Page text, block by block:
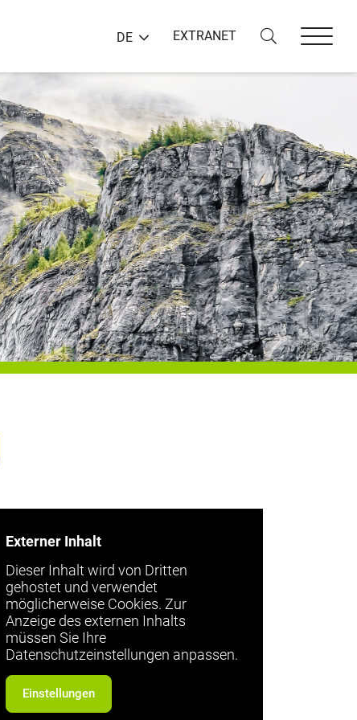
DE EXTRANET
Externer Inhalt
Dieser Inhalt wird von Dritten
gehostet und verwendet
möglicherweise Cookies. Zur
Anzeige des externen Inhalts
müssen Sie Ihre
Datenschutzeinstellungen anpassen.
Einstellungen